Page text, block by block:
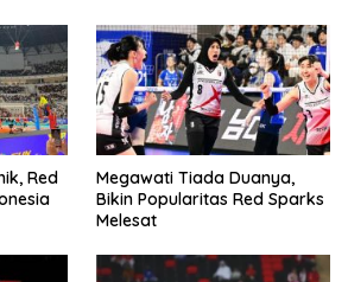
Red
Megawati Tiada Duanya,
Bikin Popularitas Red Sparks
Melesat